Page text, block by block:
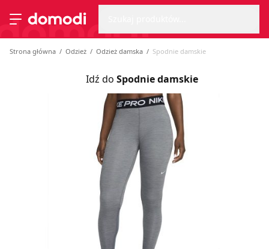
Przełącz menu
Strona główna
Strona główna Odzież Odzież damska Spodnie damskie
Idź do Spodnie damskie